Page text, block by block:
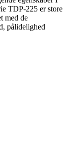
TDP-225 er store
med de
pålidelighed